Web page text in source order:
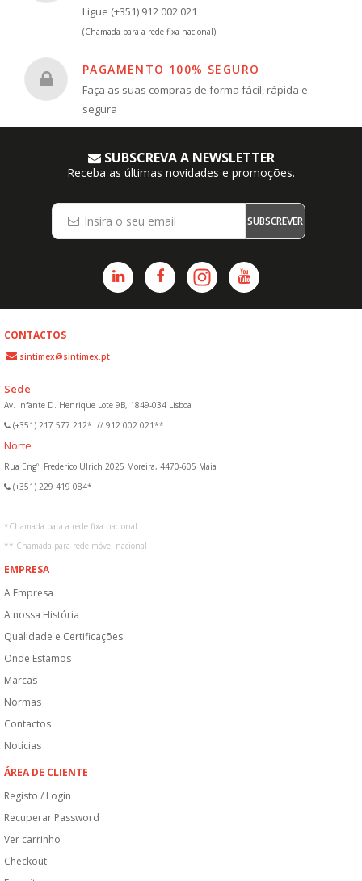
Ligue (+351) 912 002 021
(Chamada para a rede fixa nacional)
PAGAMENTO 100% SEGURO
Faça as suas compras de forma fácil, rápida e
segura
SUBSCREVA A NEWSLETTER
Receba as últimas novidades e promoções.
SUBSCREVER
CONTACTOS
sintimex@sintimex.pt
Sede
Av. Infante D. Henrique Lote 9B, 1849-034 Lisboa
(+351) 217 577 212* // 912 002 021**
Norte
Rua Engº. Frederico Ulrich 2025 Moreira, 4470-605 Maia
(+351) 229 419 084*
*Chamada para a rede fixa nacional
** Chamada para rede móvel nacional
EMPRESA
A Empresa
A nossa História
Qualidade e Certificações
Onde Estamos
Marcas
Normas
Contactos
Notícias
ÁREA DE CLIENTE
Registo / Login
Recuperar Password
Ver carrinho
Checkout